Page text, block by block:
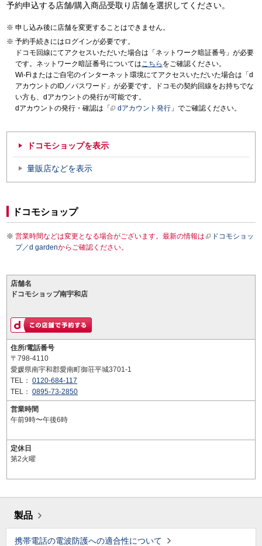
予約申込する店舗/購入商品受取り店舗を選択してください。
申し込み後に店舗を変更することはできません。
予約手続きにはログインが必要です。
ドコモ回線にてアクセスいただいた場合は「ネットワーク暗証番号」が必要
です。ネットワーク暗証番号についてはこちら をご確認ください。
Wi-Fiまたはご自宅のインターネット環境にてアクセスいただいた場合は「d
アカウントのID／パスワード」が必要です。ドコモの契約回線をお持ちでな
い方も、dアカウントの発行が可能です。
dアカウントの発行・確認は「
dアカウント発行 」でご確認ください。
ドコモショップを表示
量販店などを表示
ドコモショップ
営業時間などは変更となる場合がございます。最新の情報は
ドコモショッ
プ／d gardenからご確認ください。
店舗名
ドコモショップ南宇和店
住所/電話番号
〒798-4110
愛媛県南宇和郡愛南町御荘平城3701-1
TEL： 0120-684-117
TEL： 0895-73-2850
営業時間
午前9時〜午後6時
定休日
第2火曜
製品
携帯電話の電波防護への適合性について